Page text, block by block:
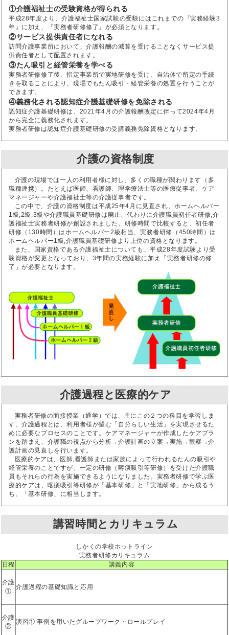
①介護福祉士の受験資格が得られる
平成28年度より、介護福祉士国家試験の受験にはこれまでの『実務経験3
年』に加え、『実務者研修修了』が必須となります。
②サービス提供責任者になれる
訪問介護事業所において、介護報酬の減算を受けることなくサービス提
供責任者として配置されます。
③たん吸引と経管栄養を学べる
実務者研修修了後、指定事業所で実地研修を受け、自治体で所定の手続
きを取ることにより、現場でもたん吸引・経管栄養の処置を行うことが
できます。
④義務化される認知症介護基礎研修を免除される
認知症介護基礎研修は、2021年4月の介護報酬改定に伴って2024年4月
から完全に義務化されます。
実務者研修は認知症介護基礎研修の受講義務免除資格となります。
介護の資格制度
介護の現場では一人の利用者様に対し、多くの職種が関わります（多
職種連携）。たとえば医師、看護師、理学療法士等の医療従事者、ケア
マネージャーや介護福祉士等の介護従事者です。
この中で、介護の資格制度は平成25年4月に見直され、ホームヘルパー
1級,2級,3級や介護職員基礎研修は廃止、代わりに介護職員初任者研修,介
護福祉士実務者研修が創設されました。研修時間で比較すると、初任者
研修（130時間）はホームヘルパー2級相当、実務者研修（450時間）は
ホームヘルパー1級,介護職員基礎研修より上位の資格となります。
また、国家資格である介護福祉士についても、平成28年度試験より受
験資格が変更となっており、3年間の実務経験に加え「実務者研修の修
了」が必要となります。
介護過程と医療的ケア
実務者研修の面接授業（通学）では、主にこの２つの科目を学習しま
す。介護過程とは、利用者様が望む「自分らしい生活」を実現させるた
めに必要なプロセスのことです。ケアマネージャーが作成したケアプラ
ンを踏まえ、介護職の視点から分析→介護計画の立案→実施→観察→介
護計画の見直しを行います。
医療的ケアは、医師,看護師または家族によって行われるたんの吸引や
経管栄養のことですが、一定の研修（喀痰吸引等研修）を受けた介護職
員もそれらの行為を実施できるようになりました。実務者研修で学ぶ医
療的ケアは、喀痰吸引等研修が「基本研修」と「実地研修」から成るう
ち、「基本研修」に相当します。
講習時間とカリキュラム
しかくの学校ホットライン
実務者研修カリキュラム
日程
講義内容
介護
①
介護過程の基礎知識と応用
介護
②
演習① 事例を用いたグループワーク・ロールプレイ